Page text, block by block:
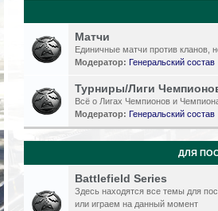
Матчи
Единичные матчи против кланов,
Модератор: Генеральский состав
Турниры/Лиги
Всё о Лигах Чемпионов и
Модератор: Генеральский состав
ДЛЯ
Battlefield Series
Здесь находятся все темы для
или играем на данный момент